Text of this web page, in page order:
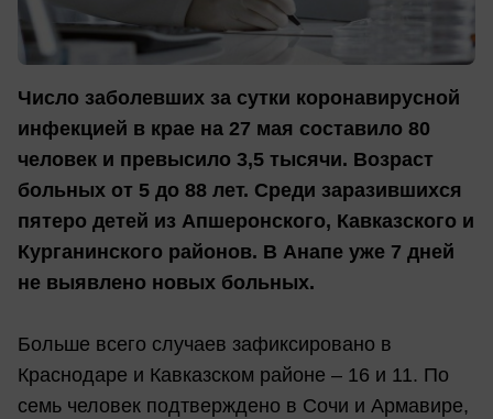
Число заболевших за сутки коронавирусной
инфекцией в крае на 27 мая составило 80
человек и превысило 3,5 тысячи. Возраст
больных от 5 до 88 лет. Среди заразившихся
пятеро детей из Апшеронского, Кавказского и
Курганинского районов. В Анапе уже 7 дней
не выявлено новых больных.
Больше всего случаев зафиксировано в
Краснодаре и Кавказском районе – 16 и 11. По
семь человек подтверждено в Сочи и Армавире,